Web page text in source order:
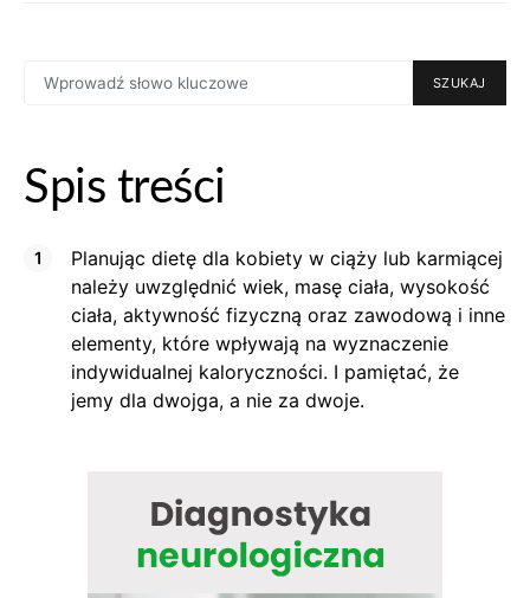
FOR:
SZUKAJ
Spis treści
Planując dietę dla kobiety w ciąży lub karmiącej
należy uwzględnić wiek, masę ciała, wysokość
ciała, aktywność fizyczną oraz zawodową i inne
elementy, które wpływają na wyznaczenie
indywidualnej kaloryczności. I pamiętać, że
jemy dla dwojga, a nie za dwoje.